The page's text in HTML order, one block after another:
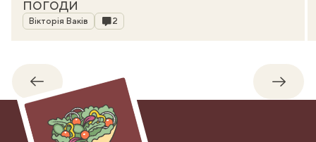
Автор
Вікторія Ваків Коментарі
2
Назад